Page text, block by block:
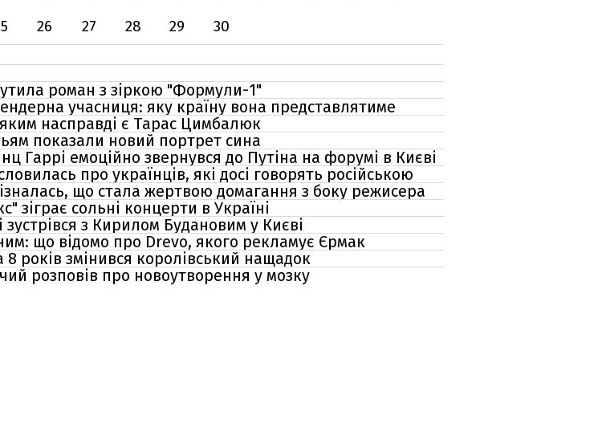
26 27 28 29 30
роман з зіркою "Формули-1"
учасниця: яку країну вона представлятиме
насправді є Тарас Цимбалюк
показали новий портрет сина
емоційно звернувся до Путіна на форумі в Києві
про українців, які досі говорять російською
що стала жертвою домагання з боку режисера
зіграє сольні концерти в Україні
з Кирилом Будановим у Києві
що відомо про Drevo, якого рекламує Єрмак
років змінився королівський нащадок
розповів про новоутворення у мозку